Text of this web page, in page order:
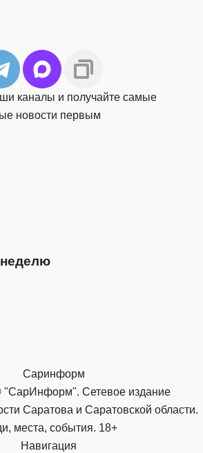
каналы и получайте самые
новости первым
"СарИнформ". Сетевое издание
Саратова и Саратовской области.
места, события. 18+
Навигация